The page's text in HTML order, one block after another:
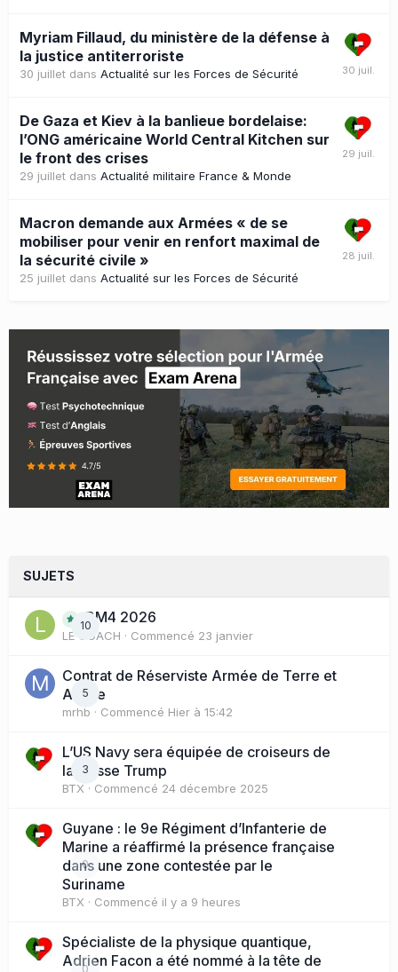
Myriam Fillaud, du ministère de la défense à
la justice antiterroriste
30 juillet dans Actualité sur les Forces de Sécurité
De Gaza et Kiev à la banlieue bordelaise:
l’ONG américaine World Central Kitchen sur
le front des crises
29 juillet dans Actualité militaire France & Monde
Macron demande aux Armées « de se
mobiliser pour venir en renfort maximal de
la sécurité civile »
25 juillet dans Actualité sur les Forces de Sécurité
SUJETS
10BM4 2026
LE COACH · Commencé 23 janvier
5
Contrat de Réserviste Armée de Terre et
Active
mrhb · Commencé Hier à 15:42
3
L’US Navy sera équipée de croiseurs de
la classe Trump
BTX · Commencé 24 décembre 2025
0
Guyane : le 9e Régiment d’Infanterie de
Marine a réaffirmé la présence française
dans une zone contestée par le
Suriname
BTX · Commencé il y a 9 heures
0
Spécialiste de la physique quantique,
Adrien Facon a été nommé à la tête de